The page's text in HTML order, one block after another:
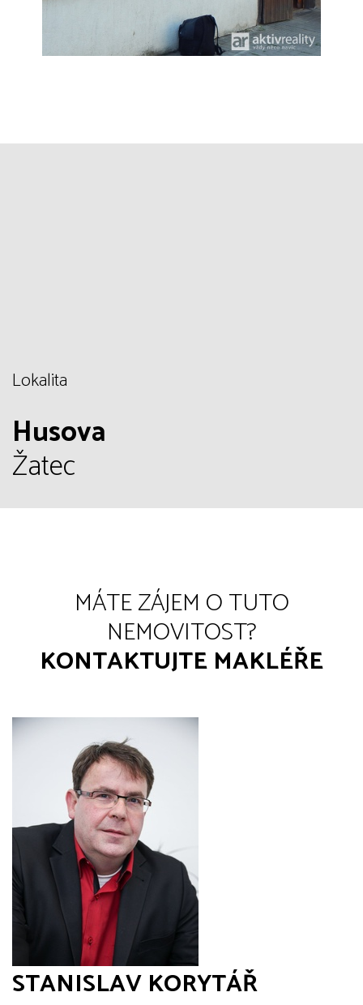
Lokalita
Husova
Žatec
MÁTE ZÁJEM O TUTO
NEMOVITOST?
KONTAKTUJTE MAKLÉŘE
STANISLAV KORYTÁŘ